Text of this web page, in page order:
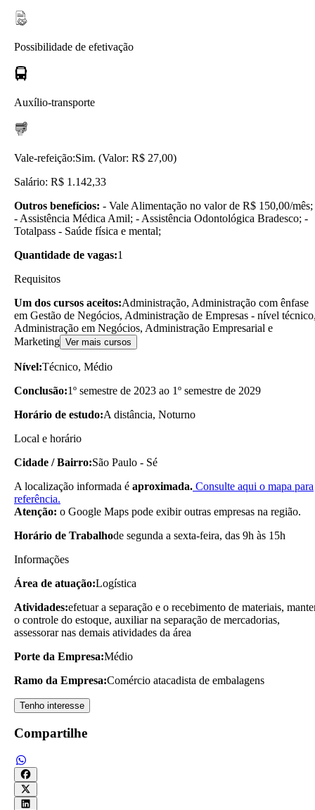
Possibilidade de efetivação
Auxílio-transporte
Vale-refeição:Sim. (Valor: R$ 27,00)
Salário: R$ 1.142,33
Outros benefícios: - Vale Alimentação no valor de R$ 150,00/mês;
- Assistência Médica Amil; - Assistência Odontológica Bradesco; -
Totalpass - Saúde física e mental;
Quantidade de vagas:1
Requisitos
Um dos cursos aceitos:Administração, Administração com ênfase
em Gestão de Negócios, Administração de Empresas - nível
Administração em Negócios, Administração Empresarial e
Marketing Ver mais cursos
Nível:Técnico, Médio
Conclusão:1º semestre de 2023 ao 1º semestre de 2029
Horário de estudo:A distância, Noturno
Local e horário
Cidade / Bairro:São Paulo - Sé
A localização informada é aproximada. Consulte aqui o mapa para
referência.
Atenção: o Google Maps pode exibir outras empresas na região.
Horário de Trabalhode segunda a sexta-feira, das 9h às 15h
Informações
Área de atuação:Logística
Atividades:efetuar a separação e o recebimento de materiais,
o controle do estoque, auxiliar na separação de mercadorias,
assessorar nas demais atividades da área
Porte da Empresa:Médio
Ramo da Empresa:Comércio atacadista de embalagens
Tenho interesse
Compartilhe